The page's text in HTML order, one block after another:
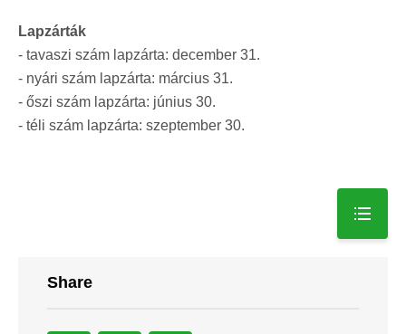
Lapzárták
- tavaszi szám lapzárta: december 31.
- nyári szám lapzárta: március 31.
- őszi szám lapzárta: június 30.
- téli szám lapzárta: szeptember 30.
Share